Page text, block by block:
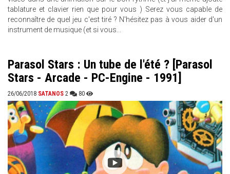
tablature et clavier rien que pour vous ) Serez vous capable de
reconnaître de quel jeu c'est tiré ? N'hésitez pas à vous aider d'un
instrument de musique (et si vous...
Parasol Stars : Un tube de l'été ? [Parasol
Stars - Arcade - PC-Engine - 1991]
26/06/2018 SATANOS 2 80